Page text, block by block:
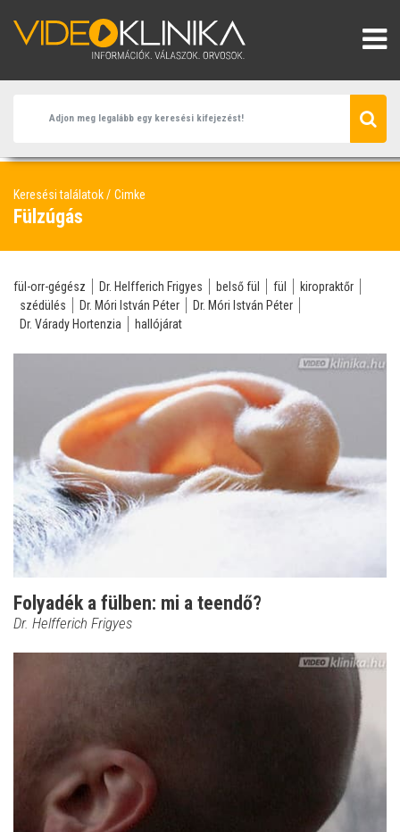
Keresési találatok Cimke
Fülzúgás
fül-orr-gégész Dr. Helfferich Frigyes belső fül fül
kiropraktőr
szédülés
Dr. Móri István Péter
Dr. Móri István Péter
Dr. Várady Hortenzia
hallójárat
Folyadék a fülben: mi a teendő?
Dr. Helfferich Frigyes